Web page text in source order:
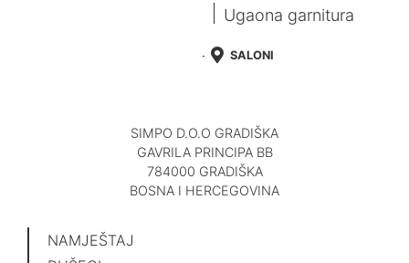
Ugaona garnitura
SALONI
SIMPO D.O.O GRADIŠKA
GAVRILA PRINCIPA BB
784000 GRADIŠKA
BOSNA I HERCEGOVINA
NAMJEŠTAJ